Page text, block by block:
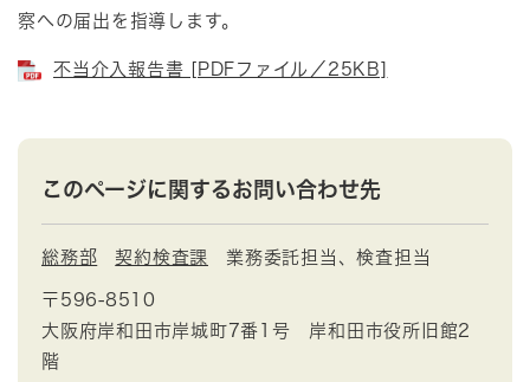
察への届出を指導します。
不当介入報告書 [PDFファイル／25KB]
このページに関するお問い合わせ先
総務部 契約検査課 業務委託担当、検査担当
〒596-8510
大阪府岸和田市岸城町7番1号 岸和田市役所旧館2
階